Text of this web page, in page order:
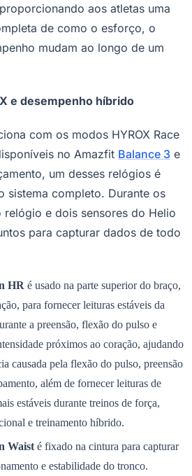
aos atletas uma
de como o esforço, o
mudam ao longo de um
e desempenho híbrido
com os modos HYROX Race
no Amazfit Balance 3 e
um desses relógios é
sistema completo. Durante os
e dois sensores do Helio
para capturar dados de todo
HR é usado na parte superior do braço,
para fornecer leituras estáveis ​​da
a preensão, flexão do pulso e
próximos ao coração, ajudando
causada pela flexão do pulso, preensão
além de fornecer leituras de
estáveis ​​durante treinos de força,
e treinamento híbrido.
Waisté fixado na cintura para capturar
e estabilidade do tronco.